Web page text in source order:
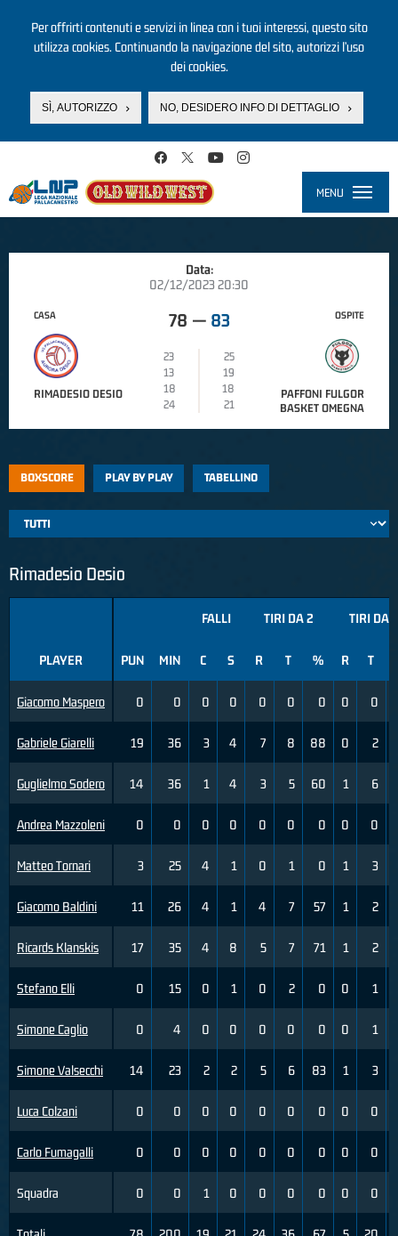
Per offrirti contenuti e servizi in linea con i tuoi interessi, questo sito
utilizza cookies. Continuando la navigazione del sito, autorizzi l’uso
dei cookies.
SÌ, AUTORIZZO NO, DESIDERO INFO DI DETTAGLIO
MENU
Data:
02/12/2023 20:30
CASA
RIMADESIO DESIO
78 — 83
23
25
13
19
18
18
24
21
OSPITE
PAFFONI FULGOR
BASKET OMEGNA
BOXSCORE PLAY BY PLAY TABELLINO
Rimadesio Desio
PLAYER
Giacomo Maspero
Gabriele Giarelli
Guglielmo Sodero
Andrea Mazzoleni
Matteo Tornari
Giacomo Baldini
Ricards Klanskis
Stefano Elli
Simone Caglio
Simone Valsecchi
Luca Colzani
Carlo Fumagalli
Squadra
FALLI TIRI DA 2 TIRI DA 3
PUN MIN C S R T % R T
0 0 0 0 0 0 0 0 0
19 36 3 4 7 8 88 0 2
14 36 1 4 3 5 60 1 6
0 0 0 0 0 0 0 0 0
3 25 4 1 0 1 0 1 3
11 26 4 1 4 7 57 1 2
17 35 4 8 5 7 71 1 2
0 15 0 1 0 2 0 0 1
0 4 0 0 0 0 0 0 1
14 23 2 2 5 6 83 1 3
0 0 0 0 0 0 0 0 0
0 0 0 0 0 0 0 0 0
0 0 1 0 0 0 0 0 0